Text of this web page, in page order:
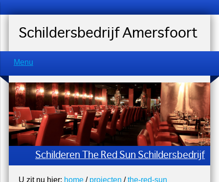
Schildersbedrijf Amersfoort
Menu
Schilderen The Red Sun Schildersbedrijf
U zit nu hier: home/ projecten /the-red-sun